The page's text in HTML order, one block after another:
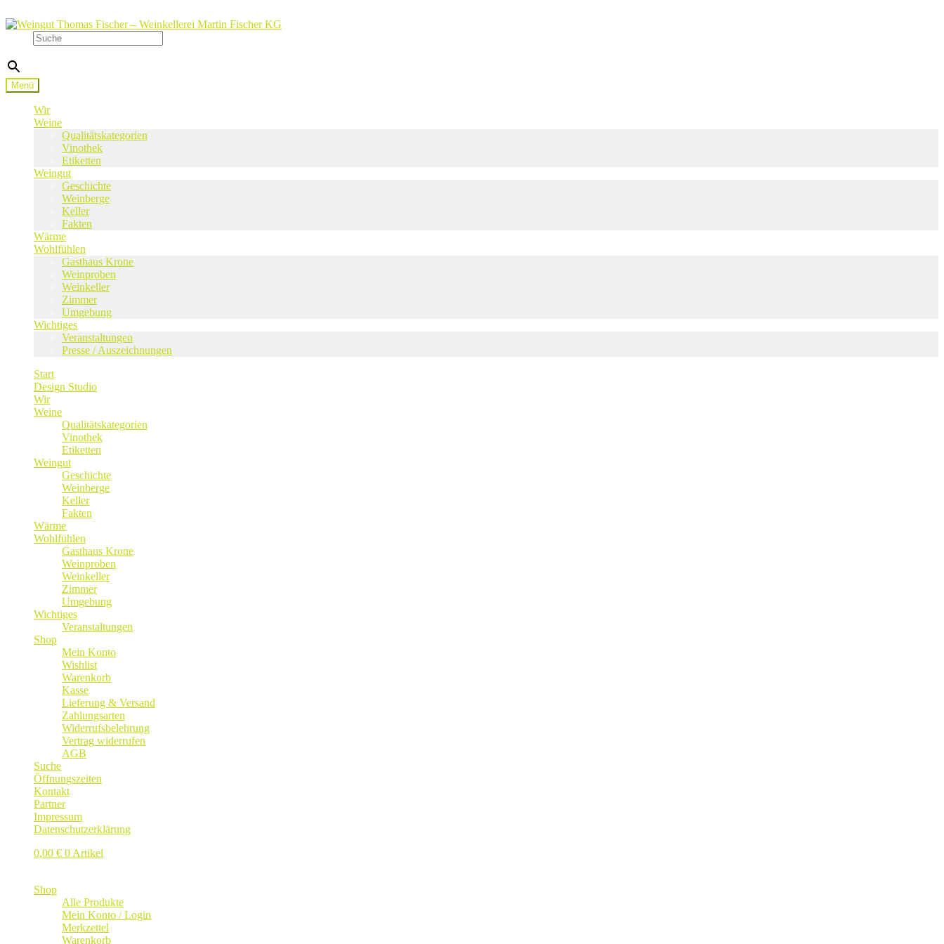
Zur
Navigation
springen
Zum
springen
Menü
Wir
Weine
Qualitätskategorien
Vinothek
Etiketten
Weingut
Geschichte
Weinberge
Keller
Fakten
Wärme
Wohlfühlen
Gasthaus Krone
Weinproben
Weinkeller
Zimmer
Umgebung
Wichtiges
Veranstaltungen
Presse / Auszeichnungen
Start
Design Studio
Wir
Weine
Qualitätskategorien
Vinothek
Etiketten
Weingut
Geschichte
Weinberge
Keller
Fakten
Wärme
Wohlfühlen
Gasthaus Krone
Weinproben
Weinkeller
Zimmer
Umgebung
Wichtiges
Veranstaltungen
Shop
Mein Konto
Wishlist
Warenkorb
Kasse
Lieferung & Versand
Zahlungsarten
Widerrufsbelehrung
Vertrag widerrufen
AGB
Suche
Öffnungszeiten
Kontakt
Partner
Impressum
Datenschutzerklärung
0,00 € 0 Artikel
Shop
Alle Produkte
Mein Konto / Login
Merkzettel
Warenkorb